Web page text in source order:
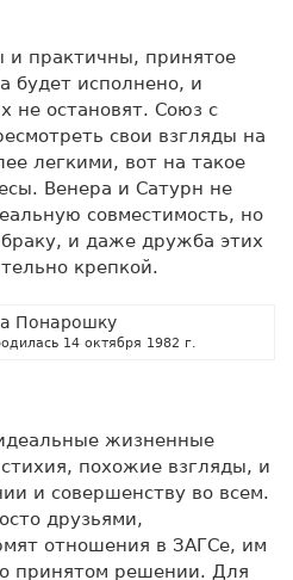
и практичны, принятое
будет исполнено, и
не остановят. Союз с
свои взгляды на
легкими, вот на такое
Венера и Сатурн не
совместимость, но
и даже дружба этих
крепкой.
14 октября 1982 г.
жизненные
похожие взгляды, и
и совершенству во всем.
друзьями,
отношения в ЗАГСе, им
принятом решении. Для